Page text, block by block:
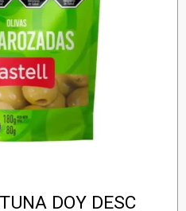
DOY DESC